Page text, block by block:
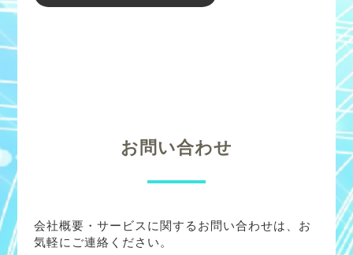
お問い合わせ
会社概要・サービスに関するお問い合わせは、お
気軽にご連絡ください。